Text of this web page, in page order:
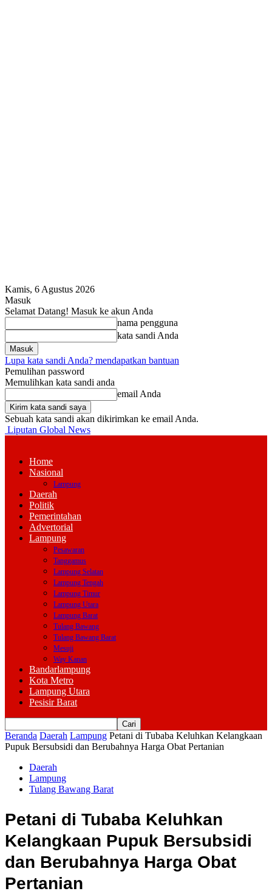
Kamis, 6 Agustus 2026
Masuk
Selamat Datang! Masuk ke akun Anda
nama pengguna
kata sandi Anda
Lupa kata sandi Anda? mendapatkan bantuan
Pemulihan password
Memulihkan kata sandi anda
email Anda
Sebuah kata sandi akan dikirimkan ke email Anda.
Liputan Global News
Home
Nasional
Lampung
Daerah
Politik
Pemerintahan
Advertorial
Lampung
Pesawaran
Tanggamus
Lampung Selatan
Lampung Tengah
Lampung Timur
Lampung Utara
Lampung Barat
Tulang Bawang
Tulang Bawang Barat
Mesuji
Way Kanan
Bandarlampung
Kota Metro
Lampung Utara
Pesisir Barat
Beranda Daerah Lampung Petani di Tubaba Keluhkan Kelangkaan
Pupuk Bersubsidi dan Berubahnya Harga Obat Pertanian
Daerah
Lampung
Tulang Bawang Barat
Petani di Tubaba Keluhkan
Kelangkaan Pupuk Bersubsidi
dan Berubahnya Harga Obat
Pertanian